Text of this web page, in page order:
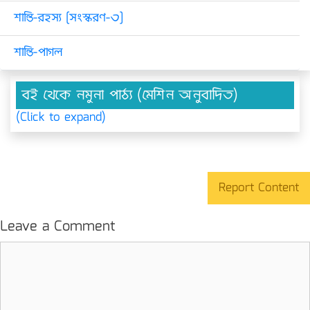
শান্তি-রহস্য [সংস্করণ-৩]
শান্তি-পাগল
বই থেকে নমুনা পাঠ্য (মেশিন অনুবাদিত)
(Click to expand)
Report Content
Leave a Comment